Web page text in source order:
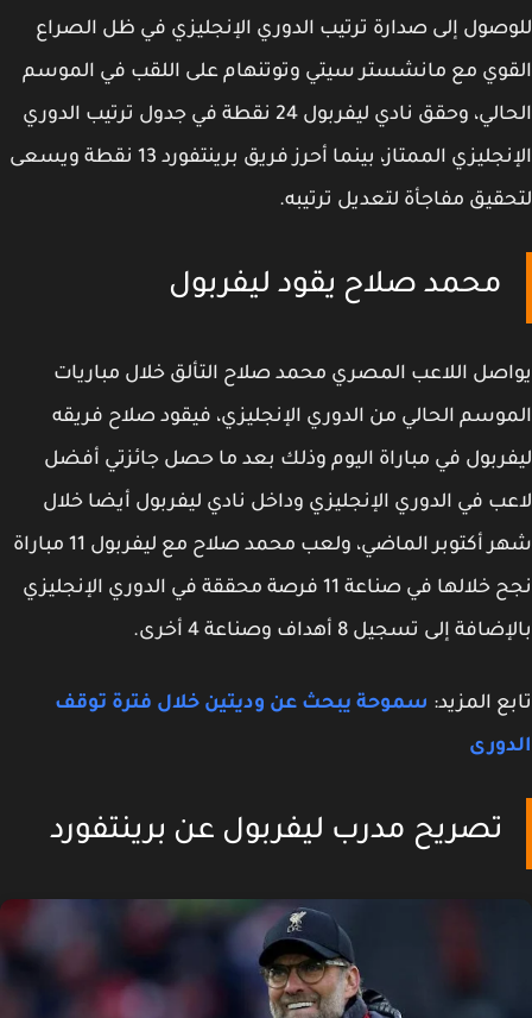
إلى صدارة ترتيب الدوري الإنجليزي في ظل الصراع
مع مانشستر سيتي وتوتنهام على اللقب في الموسم
الحالي، وحقق نادي ليفربول 24 نقطة في جدول ترتيب الدوري
الإنجليزي الممتاز، بينما أحرز فريق برينتفورد 13 نقطة ويسعى
مفاجأة لتعديل ترتيبه.
محمد صلاح يقود ليفربول
اللاعب المصري محمد صلاح التألق خلال مباريات
الحالي من الدوري الإنجليزي، فيقود صلاح فريقه
في مباراة اليوم وذلك بعد ما حصل جائزتي أفضل
في الدوري الإنجليزي وداخل نادي ليفربول أيضا خلال
شهر أكتوبر الماضي، ولعب محمد صلاح مع ليفربول 11 مباراة
نجح خلالها في صناعة 11 فرصة محققة في الدوري الإنجليزي
إلى تسجيل 8 أهداف وصناعة 4 أخرى.
المزيد:سموحة يبحث عن وديتين خلال فترة توقف
تصريح مدرب ليفربول عن برينتفورد